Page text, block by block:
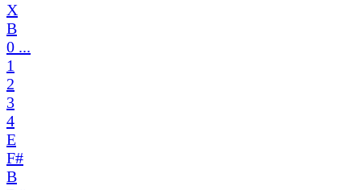
X
B
0 ...
1
2
3
4
E
F#
B